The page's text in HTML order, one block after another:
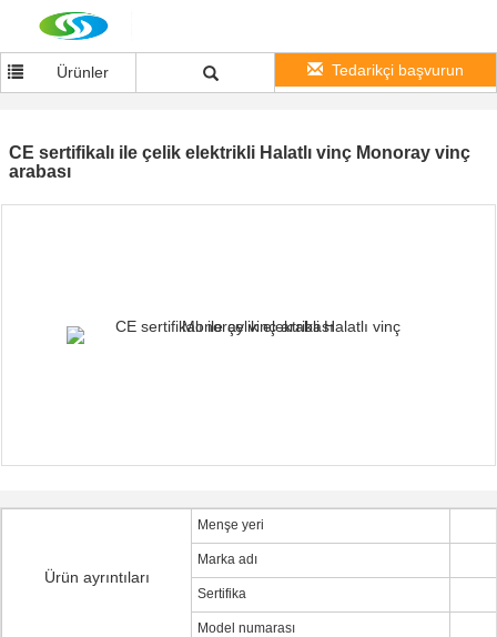
Ürünler Tedarikçi başvurun
CE sertifikalı ile çelik elektrikli Halatlı vinç Monoray vinç
arabası
Ürün ayrıntıları
Menşe yeri
Marka adı
Sertifika
Model numarası